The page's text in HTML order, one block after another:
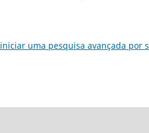
iniciar uma pesquisa avançada por